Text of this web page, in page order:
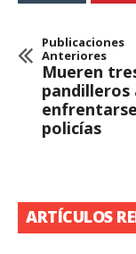
Publicaciones
Anteriores
Mueren
pandilleros
policías
ARTÍCULOS